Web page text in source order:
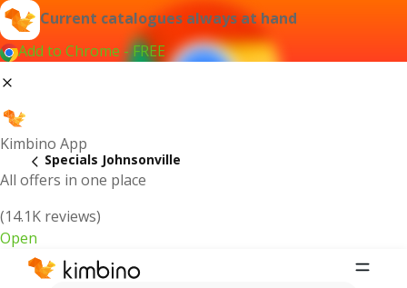
Current catalogues always at hand
Add to Chrome - FREE
Kimbino App
All offers in one place
(14.1K reviews)
Open
Specials Johnsonville